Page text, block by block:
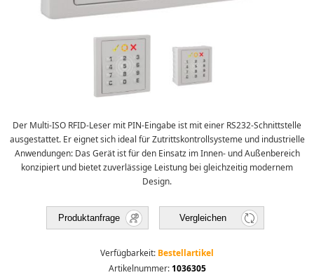
Der Multi-ISO RFID-Leser mit PIN-Eingabe ist mit einer RS232-Schnittstelle
ausgestattet. Er eignet sich ideal für Zutrittskontrollsysteme und industrielle
Anwendungen: Das Gerät ist für den Einsatz im Innen- und Außenbereich
konzipiert und bietet zuverlässige Leistung bei gleichzeitig modernem
Design.
Produktanfrage Vergleichen
Verfügbarkeit: Bestellartikel
Artikelnummer: 1036305